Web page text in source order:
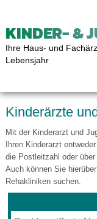
KINDER- &
Ihre Haus- und
Lebensjahr
Kinderärzte
Mit der Kinderarzt und
Ihren Kinderarzt
die Postleitzahl oder
Auch können Sie
Rehakliniken suchen.